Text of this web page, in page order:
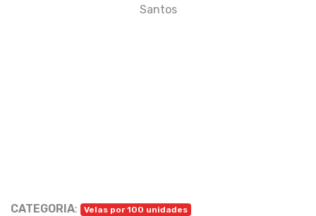
Santos
CATEGORIA: Velas por 100 unidades